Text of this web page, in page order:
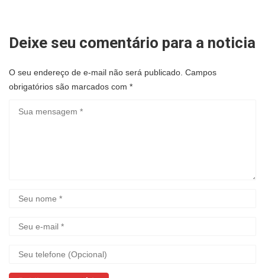
Deixe seu comentário para a noticia
O seu endereço de e-mail não será publicado. Campos
obrigatórios são marcados com *